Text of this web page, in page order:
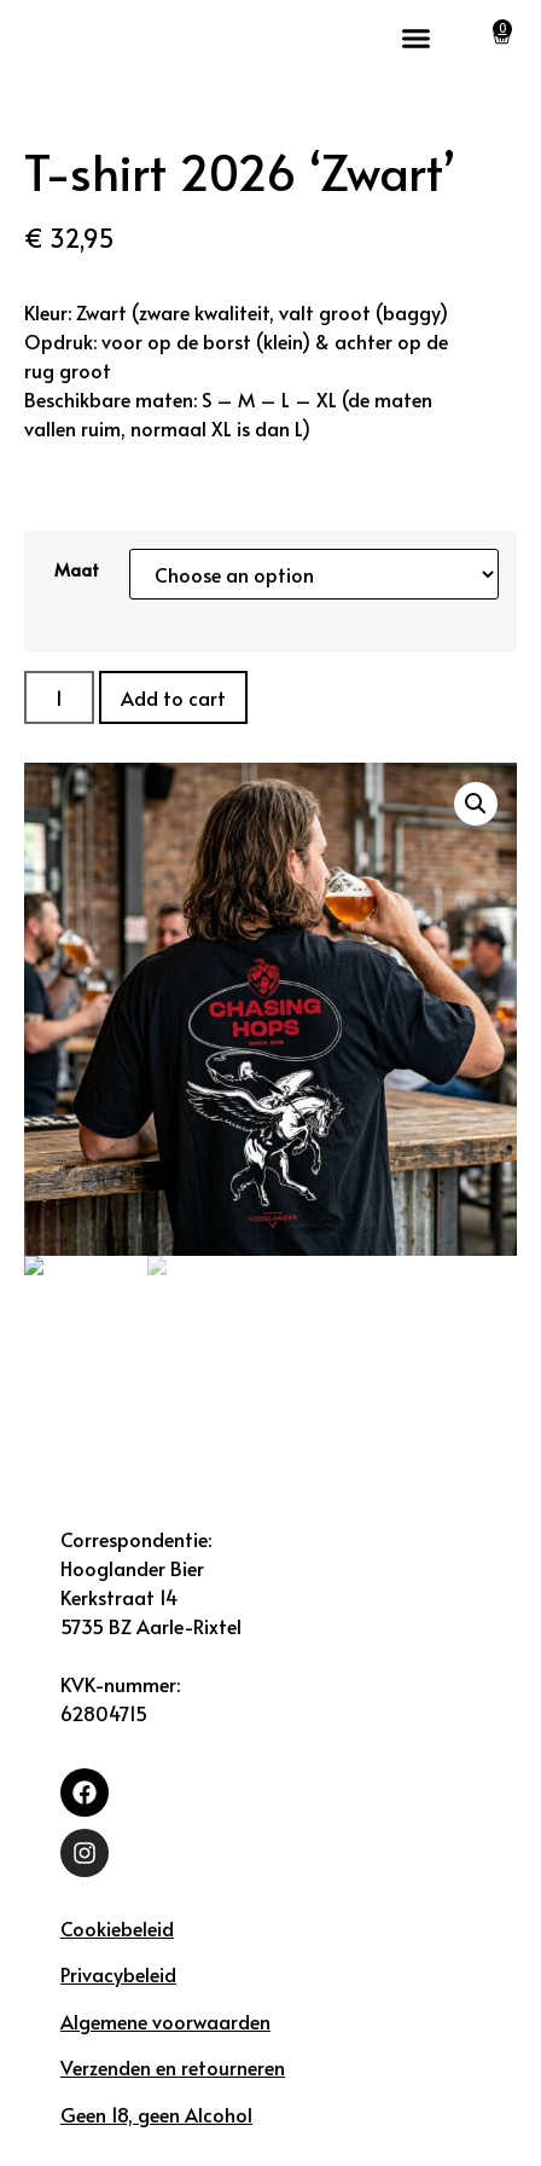
0
T-shirt 2026 ‘Zwart’
€ 32,95
Kleur: Zwart (zware kwaliteit, valt groot (baggy)
Opdruk: voor op de borst (klein) & achter op de
rug groot
Beschikbare maten: S – M – L – XL (de maten
vallen ruim, normaal XL is dan L)
Maat
Add to cart
Correspondentie:
Hooglander Bier
Kerkstraat 14
5735 BZ Aarle-Rixtel
KVK-nummer:
62804715
Cookiebeleid
Privacybeleid
Algemene voorwaarden
Verzenden en retourneren
Geen 18, geen Alcohol